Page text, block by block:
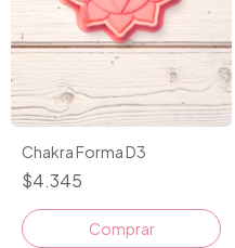
Chakra Forma D3
$4.345
Comprar